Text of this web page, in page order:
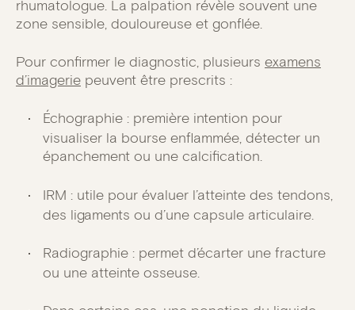
rhumatologue. La palpation révèle souvent une
zone sensible, douloureuse et gonflée.
Pour confirmer le diagnostic, plusieurs examens
d’imagerie peuvent être prescrits :
Échographie : première intention pour
visualiser la bourse enflammée, détecter un
épanchement ou une calcification.
IRM : utile pour évaluer l’atteinte des tendons,
des ligaments ou d’une capsule articulaire.
Radiographie : permet d’écarter une fracture
ou une atteinte osseuse.